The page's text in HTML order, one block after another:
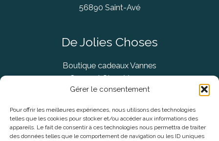
Gérer le consentement
Pour offrir les meilleures expériences, nous utilisons des technologies
telles que les cookies pour stocker et/ou accéder aux informations des
appareils. Le fait de consentir à ces technologies nous permettra de traiter
des données telles que le comportement de navigation ou les ID uniques
56890 Saint-Avé
De Jolies Choses
Boutique cadeaux Vannes
Concept Store Vannes
Informations légales